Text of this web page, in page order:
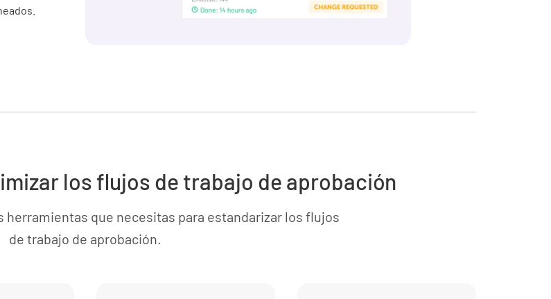
los flujos de trabajo de aprobación
herramientas que necesitas para estandarizar los flujos
de trabajo de aprobación.